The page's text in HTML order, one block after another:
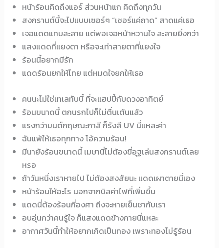
หน้าร้อนคิดถึงแอร์ ส่วนหน้าแก คิดถึงทุกวัน
สงกรานต์นี้จะไปแบบเซอร์ๆ “เซอร์แค่ถาด” สาดแค่เธอ
เจอแดดแทบละลาย แต่พอเจอหน้าหวานใจ ละลายยิ่งกว่า
แสงแดดที่แยงตา หรือจะเท่าสายตาที่แยงใจ
ร้อนนี้อยากมีรัก
แดดร้อนยกให้ไทย แต่หมดใจยกให้เธอ
คนนะไม่ใช่เทเลทับบี้ ที่จะแฮปปี้กับดวงอาทิตย์
ร้อนขนาดนี้ ตกนรกไปก็ไม่ตื่นเต้นแล้ว
แรงกว่ามนต์กฤษณะกาลี ก็รังสี UV นี่แหละค่า
ฉันแพ้ให้เธอทุกทาง โอ้ความร้อน!
มีนายังร้อนขนาดนี้ เมษานี่ไม่ต้องขี่อุฐเล่นสงกรานต์เลย
หรอ
ถ้าวันหนึ่งเราหายไป ไม่ต้องสงสัยนะ แดดเผาตายนี่เอง
หน้าร้อนให้อะไร นอกจากบิลค่าไฟที่เพิ่มขึ้น
แดดนี่ต้องร้อนกี่องศา ถึงจะหายเย็นชากับเรา
อบอุ่นกว่าคนรู้ใจ ก็แสงแดดข้างกายนี่แหละ
อากาศวันนี้ทำให้อยากเกิดเป็นทอง เพราะทองไม่รู้ร้อน